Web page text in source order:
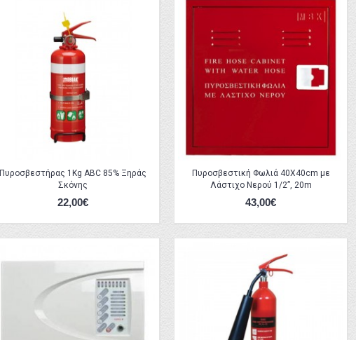
Πυροσβεστήρας 1Kg ABC 85% Ξηράς
Σκόνης
22,00€
Πυροσβεστική Φωλιά 40X40cm με
Λάστιχο Νερού 1/2”, 20m
43,00€